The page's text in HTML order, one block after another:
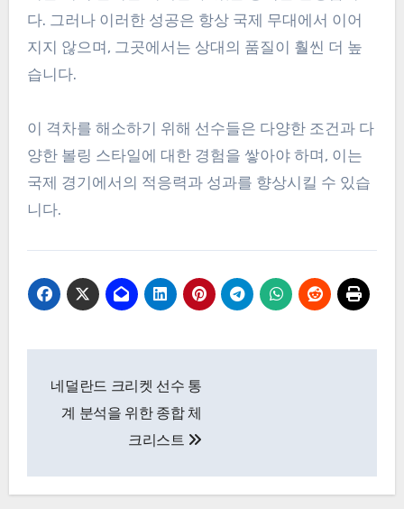
다. 그러나 이러한 성공은 항상 국제 무대에서 이어
지지 않으며, 그곳에서는 상대의 품질이 훨씬 더 높
습니다.
이 격차를 해소하기 위해 선수들은 다양한 조건과 다
양한 볼링 스타일에 대한 경험을 쌓아야 하며, 이는
국제 경기에서의 적응력과 성과를 향상시킬 수 있습
니다.
navigation
네덜란드 크리켓 선수 통
계 분석을 위한 종합 체
크리스트